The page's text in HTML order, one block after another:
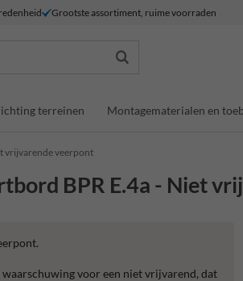
Grootste assortiment, ruime voorraden
terreinen Montagematerialen en
vrijvarende veerpont
BPR E.4a - Niet
waarschuwing voor een niet vrijvarend, dat